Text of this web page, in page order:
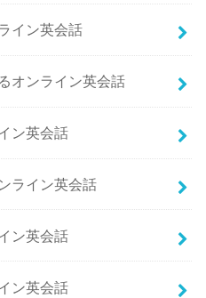
イン英会話
オンライン英会話
ン英会話
ライン英会話
ン英会話
ン英会話